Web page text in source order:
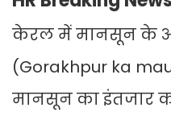
केरल में मानसून के
(Gorakhpur ka
मानसून का इंतजार